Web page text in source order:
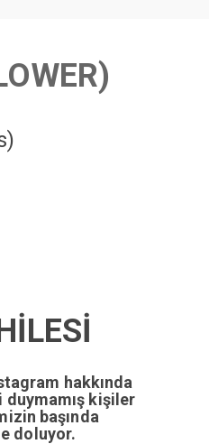
hakkında
duymamış kişiler
başında
doluyor.